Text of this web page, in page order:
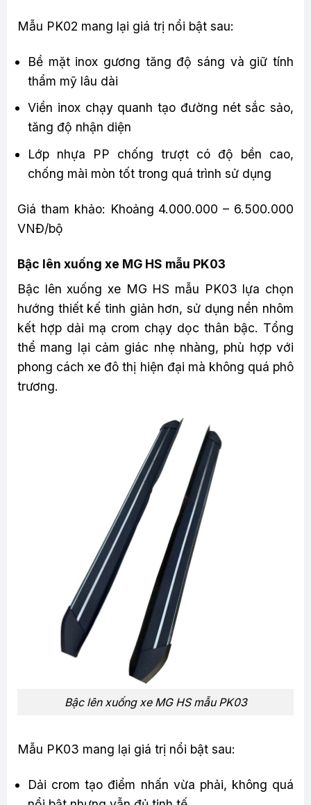
Mẫu PK02 mang lại giá trị nổi bật sau:
Bề mặt inox gương tăng độ sáng và giữ tính
thẩm mỹ lâu dài
Viền inox chạy quanh tạo đường nét sắc sảo,
tăng độ nhận diện
Lớp nhựa PP chống trượt có độ bền cao,
chống mài mòn tốt trong quá trình sử dụng
Giá tham khảo: Khoảng 4.000.000 – 6.500.000
VNĐ/bộ
Bậc lên xuống xe MG HS mẫu PK03
Bậc lên xuống xe MG HS mẫu PK03 lựa chọn
hướng thiết kế tinh giản hơn, sử dụng nền nhôm
kết hợp dải mạ crom chạy dọc thân bậc. Tổng
thể mang lại cảm giác nhẹ nhàng, phù hợp với
phong cách xe đô thị hiện đại mà không quá phô
trương.
Bậc lên xuống xe MG HS mẫu PK03
Mẫu PK03 mang lại giá trị nổi bật sau:
Dải crom tạo điểm nhấn vừa phải, không quá